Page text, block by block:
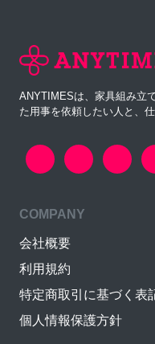
ANYTIMESは、家具組み立
た用事を依頼したい人と、
COMPANY
会社概要
利用規約
特定商取引に基づく表
個人情報保護方針